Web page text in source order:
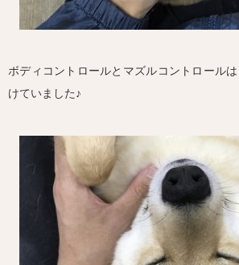
ボディコントロールとマズルコントロール
けていました♪